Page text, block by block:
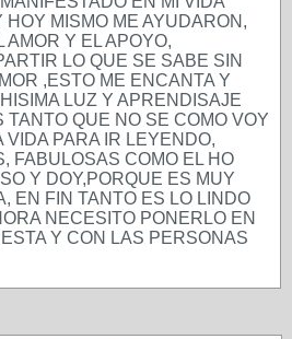
MISMO ME AYUDARON,
AMOR Y EL APOYO,
LO QUE SE SABE SIN
,ESTO ME ENCANTA Y
LUZ Y APRENDISAJE
QUE NO SE COMO VOY
PARA IR LEYENDO,
FABULOSAS COMO EL HO
Y DOY,PORQUE ES MUY
EN FIN TANTO ES LO LINDO
NECESITO PONERLO EN
Y CON LAS PERSONAS